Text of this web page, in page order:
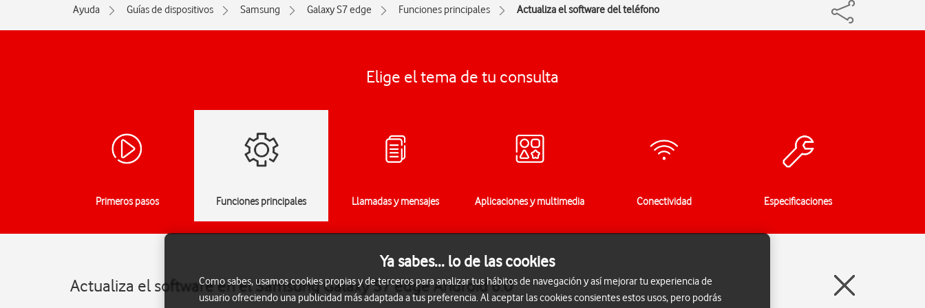
Ayuda Guías de dispositivos Samsung Galaxy S7 edge Funciones principales Actualiza el software del teléfono
Elige el tema de tu consulta
Primeros pasos Funciones principales Llamadas y mensajes Aplicaciones y multimedia Conectividad Especificaciones
Actualiza el software en el Samsung Galaxy S7 edge Android 6.0
Ya sabes... lo de las cookies
Como sabes, usamos cookies propias y de terceros para analizar tus hábitos de navegación y así mejorar tu experiencia de
usuario ofreciendo una publicidad más adaptada a tus preferencia. Al aceptar las cookies consientes estos usos, pero podrás